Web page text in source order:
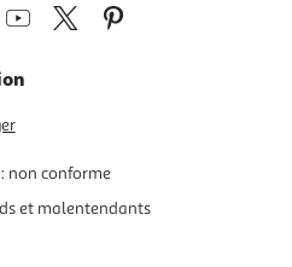
non conforme
et malentendants